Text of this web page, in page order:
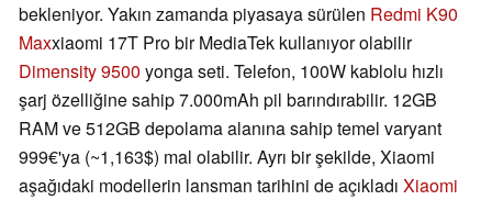
bekleniyor. Yakın zamanda piyasaya sürülen Redmi K90
Maxxiaomi 17T Pro bir MediaTek kullanıyor olabilir
Dimensity 9500 yonga seti. Telefon, 100W kablolu hızlı
şarj özelliğine sahip 7.000mAh pil barındırabilir. 12GB
RAM ve 512GB depolama alanına sahip temel varyant
999€'ya (~1,163$) mal olabilir. Ayrı bir şekilde, Xiaomi
aşağıdaki modellerin lansman tarihini de açıkladı Xiaomi